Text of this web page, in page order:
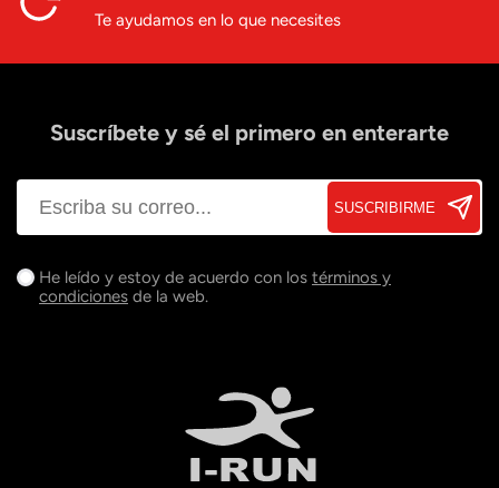
Te ayudamos en lo que necesites
Suscríbete y sé el primero en enterarte
SUSCRIBIRME
He leído y estoy de acuerdo con los términos y
condiciones de la web.